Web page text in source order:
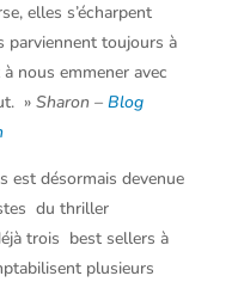
elles s’écharpent 
parviennent toujours à
nous emmener avec
» Sharon – Blog
est désormais devenue
du thriller
trois best sellers à
plusieurs